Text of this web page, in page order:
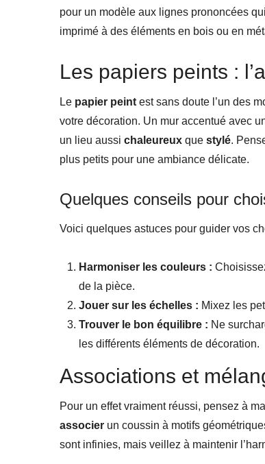
pour un modèle aux lignes prononcées
imprimé à des éléments en bois ou en
Les papiers peints :
Le papier peint est sans doute l’un des
votre décoration. Un mur accentué avec
un lieu aussi chaleureux que stylé.
plus petits pour une ambiance délicate.
Quelques conseils pour
Voici quelques astuces pour guider vos
Harmoniser les couleurs :
de la pièce.
Jouer sur les échelles : Mixez les
Trouver le bon équilibre : Ne
les différents éléments de décoration.
Associations et
Pour un effet vraiment réussi, pensez à
associer un coussin à motifs
sont infinies, mais veillez à maintenir